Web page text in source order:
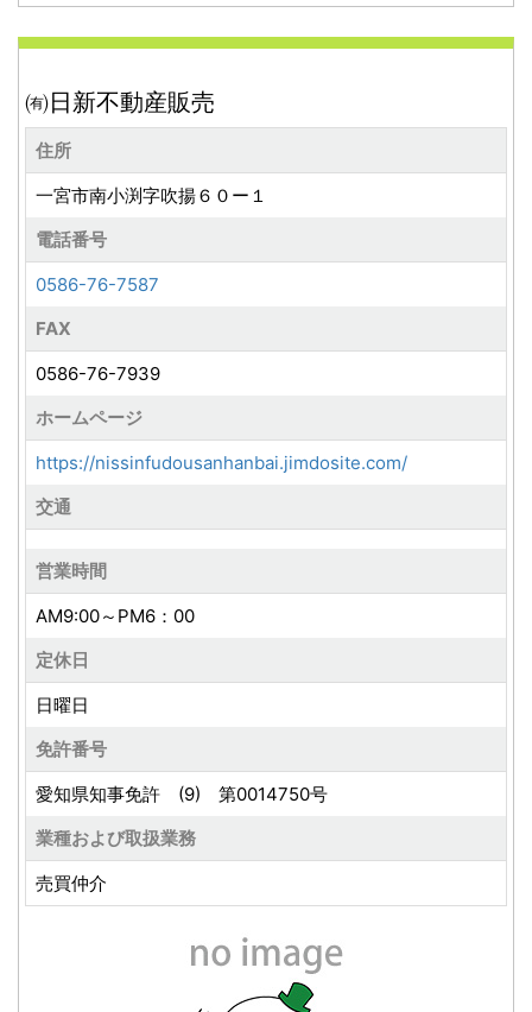
本サイトは、下記内容に則り、本サイトの利用者（以下
「ユーザー」といいます。）からご提供いただく個人情
報を適切に管理・利用いたします。
個人情報とは、氏名、住所、電話番号、メールアドレス
等により特定の個人を識別することができるものをいい
ます。また、他の情報と容易に照合することができ、そ
れにより特定の個人を識別できるものも個人情報に含ま
れます。
２．取得する個人情報
当社が、本サイトにおいて取得する個人情報は次の(1)～
(3)のとおりです。
（１）ユーザーの氏名、性別、年齢、電子メールアドレ
る情報、位置情報、ログインID及びパスワード等の情報
（２）ユーザーの本サイトにおける利用履歴に関する情
（３）ユーザーがご使用になるコンピュータ等がインタ
ーネットに接続するときに使用されるIPアドレス、携帯
端末の本体識別に関する情報（cookieID、deviceID
等）、その他ユーザーが当社で管理するサーバーにアク
セスしたことを契機として機械的に取得される情報
３．個人情報の利用目的
当社は、法令等により認められる場合を除き、次の各号
の利用目的の範囲内で個人情報を取り扱います。
（１）本サイトの提供、及びその運営・管理のため。
（２）本サイト利用者からのお問合せ、相談等への適切
㈲日新不動産販売
住所
一宮市南小渕字吹揚６０ー１
電話番号
0586-76-7587
FAX
0586-76-7939
ホームページ
https://nissinfudousanhanbai.jimdosite.com/
交通
営業時間
AM9:00～PM6：00
定休日
日曜日
免許番号
愛知県知事免許 (9) 第0014750号
業種および取扱業務
売買仲介